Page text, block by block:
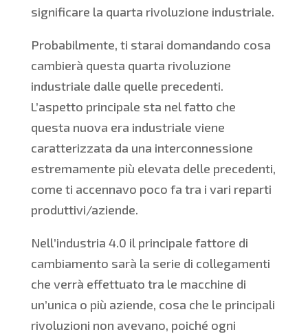
significare la quarta rivoluzione industriale.
Probabilmente, ti starai domandando cosa
cambierà questa quarta rivoluzione
industriale dalle quelle precedenti.
L’aspetto principale sta nel fatto che
questa nuova era industriale viene
caratterizzata da una interconnessione
estremamente più elevata delle precedenti,
come ti accennavo poco fa tra i vari reparti
produttivi/aziende.
Nell’industria 4.0 il principale fattore di
cambiamento sarà la serie di collegamenti
che verrà effettuato tra le macchine di
un’unica o più aziende, cosa che le principali
rivoluzioni non avevano, poiché ogni